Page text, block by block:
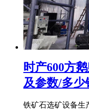
时产600方
及参数/多少
铁矿石选矿设备生